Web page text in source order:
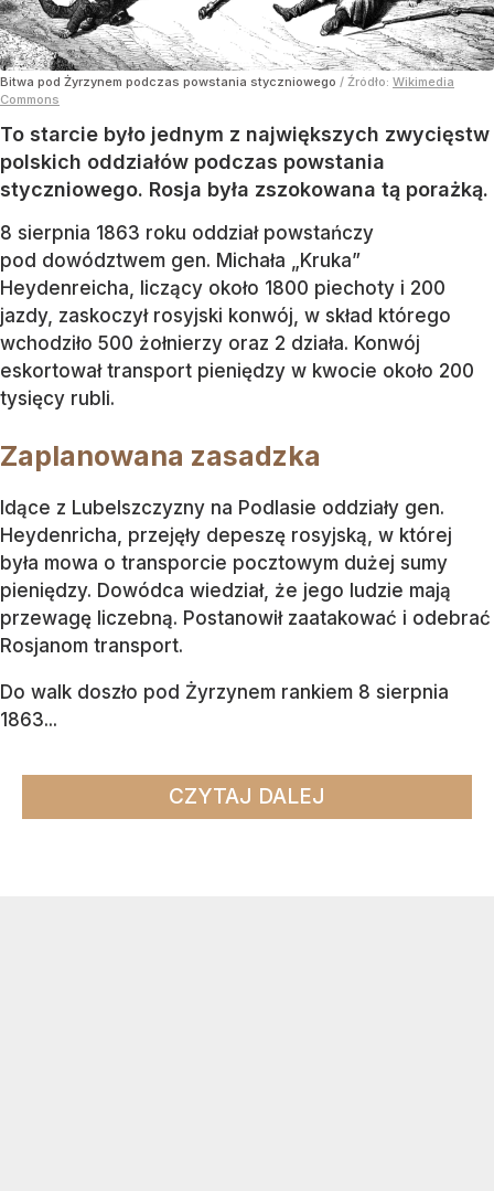
Bitwa pod Żyrzynem podczas powstania styczniowego / Źródło: Wikimedia
Commons
To starcie było jednym z największych zwycięstw
polskich oddziałów podczas powstania
styczniowego. Rosja była zszokowana tą porażką.
8 sierpnia 1863 roku oddział powstańczy
pod dowództwem gen. Michała „Kruka”
Heydenreicha, liczący około 1800 piechoty i 200
jazdy, zaskoczył rosyjski konwój, w skład którego
wchodziło 500 żołnierzy oraz 2 działa. Konwój
eskortował transport pieniędzy w kwocie około 200
tysięcy rubli.
Zaplanowana zasadzka
Idące z Lubelszczyzny na Podlasie oddziały gen.
Heydenricha, przejęły depeszę rosyjską, w której
była mowa o transporcie pocztowym dużej sumy
pieniędzy. Dowódca wiedział, że jego ludzie mają
przewagę liczebną. Postanowił zaatakować i odebrać
Rosjanom transport.
Do walk doszło pod Żyrzynem rankiem 8 sierpnia
1863...
CZYTAJ DALEJ